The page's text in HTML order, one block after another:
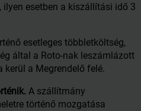
ilyen esetben a kiszállítási idő 3
esetleges többletköltség,
által a Roto-nak leszámlázott
a Megrendelő felé.
A szállítmány
történő mozgatása